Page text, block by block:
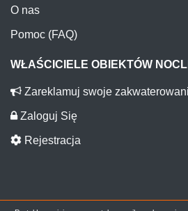
O nas
Pomoc (FAQ)
WŁAŚCICIELE OBIEKTÓW
Zareklamuj swoje
Zaloguj Się
Rejestracja